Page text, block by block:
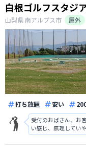
白根ゴルフスタジ
山梨県南アルプス市
屋外
打ち放題 安い
受付のおばさん、お
い感じ、無理してい
り行きたくない。